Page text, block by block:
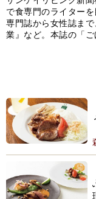
で食専門のライター
専門誌から女性誌ま
業』など。本誌の「